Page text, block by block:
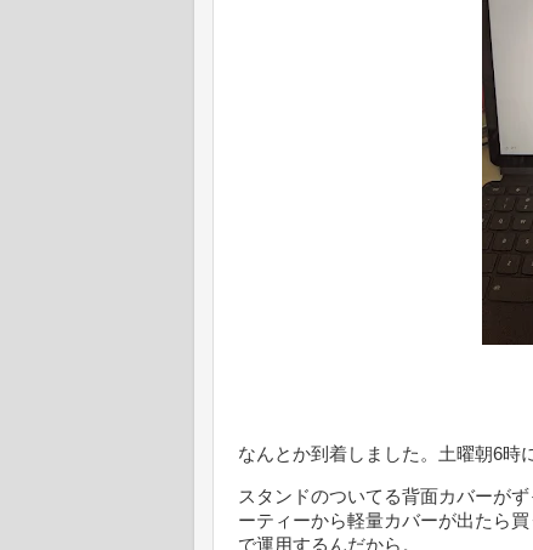
なんとか到着しました。土曜朝6時
スタンドのついてる背面カバーが
ーティーから軽量カバーが出たら
で運用するんだから。